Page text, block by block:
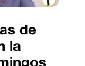
de
la